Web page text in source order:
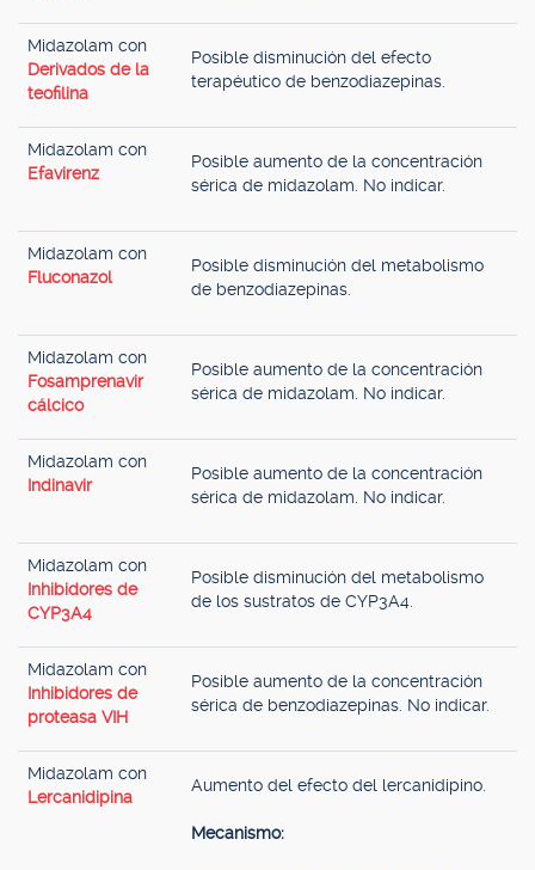
Midazolam con
Derivados de la
teofilina
Posible disminución del efecto
terapéutico de benzodiazepinas.
Midazolam con
Efavirenz
Posible aumento de la concentración
sérica de midazolam. No indicar.
Midazolam con
Fluconazol
Posible disminución del metabolismo
de benzodiazepinas.
Midazolam con
Fosamprenavir
cálcico
Posible aumento de la concentración
sérica de midazolam. No indicar.
Midazolam con
Indinavir
Posible aumento de la concentración
sérica de midazolam. No indicar.
Midazolam con
Inhibidores de
CYP3A4
Posible disminución del metabolismo
de los sustratos de CYP3A4.
Midazolam con
Inhibidores de
proteasa VIH
Posible aumento de la concentración
sérica de benzodiazepinas. No indicar.
Midazolam con
Lercanidipina
Aumento del efecto del lercanidipino.
Mecanismo: